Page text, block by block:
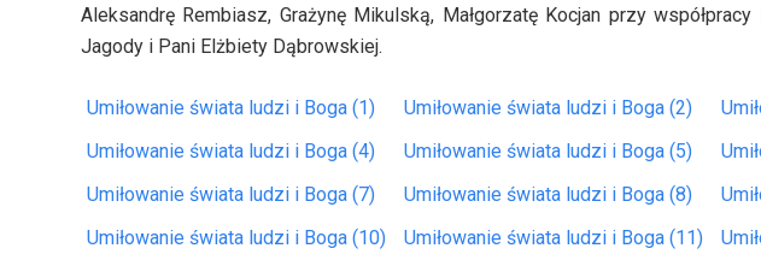
Aleksandrę Rembiasz, Grażynę Mikulską, Małgorzatę Kocjan przy
Jagody i Pani Elżbiety Dąbrowskiej.
Umiłowanie świata ludzi i Boga (1) Umiłowanie świata ludzi i Boga (2)
Umiłowanie świata ludzi i Boga (4)
Umiłowanie świata ludzi i Boga (5)
Umiłowanie świata ludzi i Boga (7)
Umiłowanie świata ludzi i Boga (8)
Umiłowanie świata ludzi i Boga (10)
Umiłowanie świata ludzi i Boga (11)